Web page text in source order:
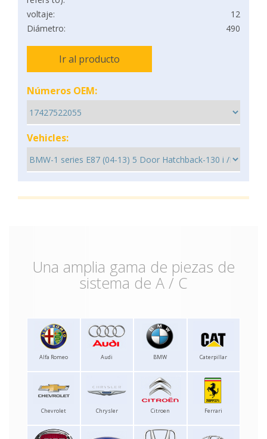
voltaje:
12
Diámetro:
490
Ir al producto
Números OEM:
Vehicles:
Una amplia gama de piezas de
sistema de A / C
Alfa Romeo Audi BMW Caterpillar
Chevrolet Chrysler Citroen Ferrari